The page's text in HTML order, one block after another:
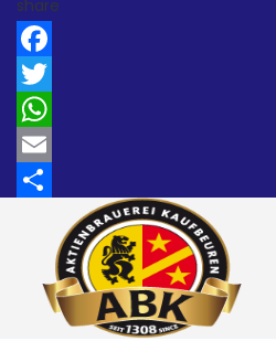
share
Facebook
Twitter
WhatsApp
Email